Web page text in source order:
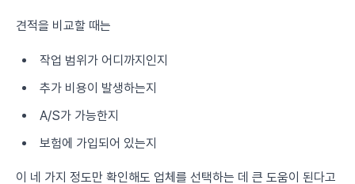
견적을 비교할 때는
작업 범위가 어디까지인지
추가 비용이 발생하는지
A/S가 가능한지
보험에 가입되어 있는지
이 네 가지 정도만 확인해도 업체를 선택하는 데 큰 도움이 된다고